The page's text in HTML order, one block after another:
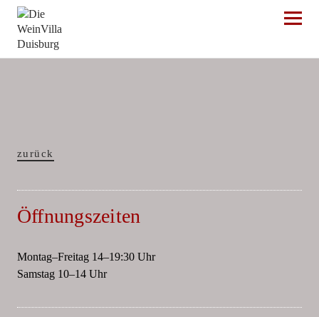
Die WeinVilla Duisburg
zurück
Öffnungszeiten
Montag–Freitag 14–19:30 Uhr
Samstag 10–14 Uhr